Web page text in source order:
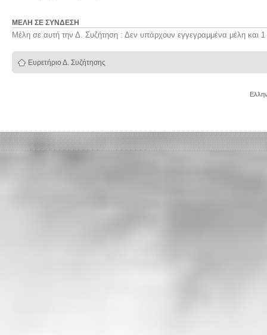
ΜΈΛΗ ΣΕ ΣΎΝΔΕΣΗ
Μέλη σε αυτή την Δ. Συζήτηση : Δεν υπάρχουν εγγεγραμμένα μέλη και 1
Ευρετήριο Δ. Συζήτησης